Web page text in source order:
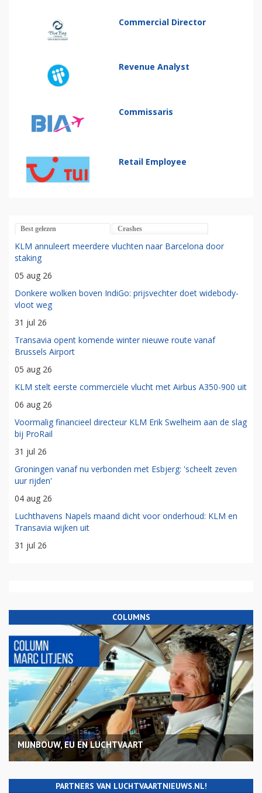
Commercial Director
Revenue Analyst
Commissaris
Retail Employee
Best gelezen Crashes
KLM annuleert meerdere vluchten naar Barcelona door
staking
05 aug 26
Donkere wolken boven IndiGo: prijsvechter doet widebody-
vloot weg
31 jul 26
Transavia opent komende winter nieuwe route vanaf
Brussels Airport
05 aug 26
KLM stelt eerste commerciële vlucht met Airbus A350-900 uit
06 aug 26
Voormalig financieel directeur KLM Erik Swelheim aan de slag
bij ProRail
31 jul 26
Groningen vanaf nu verbonden met Esbjerg: 'scheelt zeven
uur rijden'
04 aug 26
Luchthavens Napels maand dicht voor onderhoud: KLM en
Transavia wijken uit
31 jul 26
COLUMNS
MIJNBOUW, EU EN LUCHTVAART
PARTNERS VAN LUCHTVAARTNIEUWS.NL!